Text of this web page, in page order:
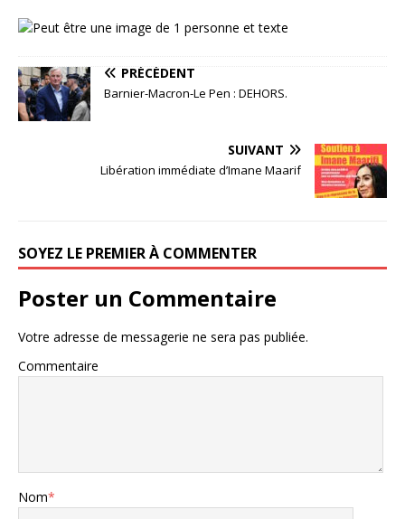
PRÉCÉDENT
Barnier-Macron-Le Pen : DEHORS.
SUIVANT
Libération immédiate d’Imane Maarif
SOYEZ LE PREMIER À COMMENTER
Poster un Commentaire
Votre adresse de messagerie ne sera pas publiée.
Commentaire
Nom*